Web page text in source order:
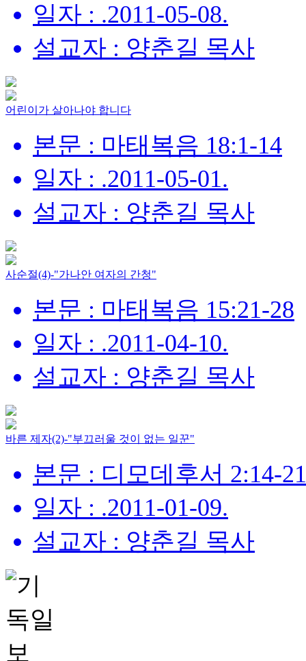
일자 : .2011-05-08.
설교자 : 양춘길 목사
어린이가 살아나야 합니다
본문 : 마태복음 18:1-14
일자 : .2011-05-01.
설교자 : 양춘길 목사
사순절(4)-"가나안 여자의 간청"
본문 : 마태복음 15:21-28
일자 : .2011-04-10.
설교자 : 양춘길 목사
바른 제자(2)-"부끄러울 것이 없는 일꾼"
본문 : 디모데후서 2:14-21
일자 : .2011-01-09.
설교자 : 양춘길 목사